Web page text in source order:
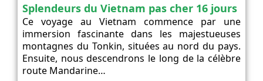
Splendeurs du Vietnam pas cher 16 jours
Ce voyage au Vietnam commence par une
immersion fascinante dans les majestueuses
montagnes du Tonkin, situées au nord du pays.
Ensuite, nous descendrons le long de la célèbre
route Mandarine…